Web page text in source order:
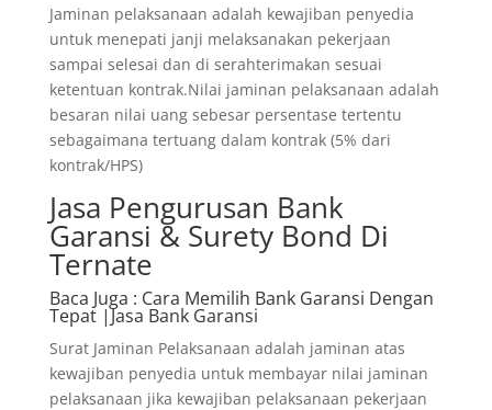
Jaminan pelaksanaan adalah kewajiban penyedia
untuk menepati janji melaksanakan pekerjaan
sampai selesai dan di serahterimakan sesuai
ketentuan kontrak.Nilai jaminan pelaksanaan adalah
besaran nilai uang sebesar persentase tertentu
sebagaimana tertuang dalam kontrak (5% dari
kontrak/HPS)
Jasa Pengurusan Bank
Garansi & Surety Bond Di
Ternate
Baca Juga : Cara Memilih Bank Garansi Dengan
Tepat |Jasa Bank Garansi
Surat Jaminan Pelaksanaan adalah jaminan atas
kewajiban penyedia untuk membayar nilai jaminan
pelaksanaan jika kewajiban pelaksanaan pekerjaan